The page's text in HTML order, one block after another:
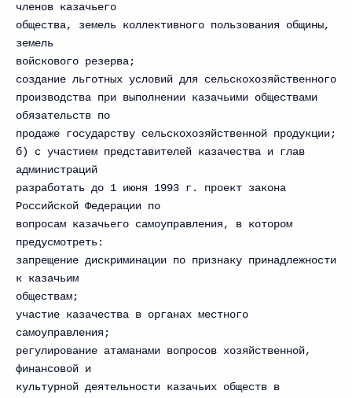
членов казачьего
общества, земель коллективного пользования общины,
земель
войскового резерва;
создание льготных условий для сельскохозяйственного
производства при выполнении казачьими обществами
обязательств по
продаже государству сельскохозяйственной продукции;
б) с участием представителей казачества и глав
администраций
разработать до 1 июня 1993 г. проект закона
Российской Федерации по
вопросам казачьего самоуправления, в котором
предусмотреть:
запрещение дискриминации по признаку принадлежности
к казачьим
обществам;
участие казачества в органах местного
самоуправления;
регулирование атаманами вопросов хозяйственной,
финансовой и
культурной деятельности казачьих обществ в